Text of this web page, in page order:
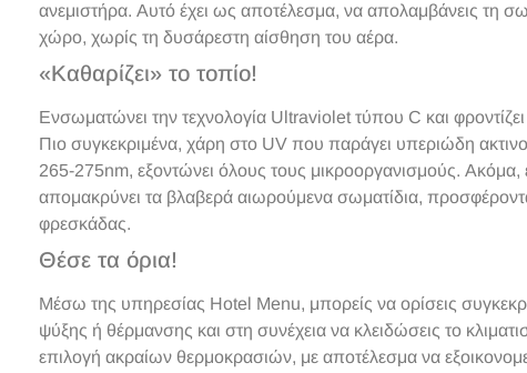
ανεμιστήρα. Αυτό έχει ως αποτέλεσμα, να απολαμβάνεις τη
χώρο, χωρίς τη δυσάρεστη αίσθηση του αέρα.
«Καθαρίζει» το τοπίο!
Ενσωματώνει την τεχνολογία Ultraviolet τύπου C και
Πιο συγκεκριμένα, χάρη στο UV που παράγει υπεριώδη
265-275nm, εξοντώνει όλους τους μικροοργανισμούς. Ακόμα,
απομακρύνει τα βλαβερά αιωρούμενα σωματίδια,
φρεσκάδας.
Θέσε τα όρια!
Μέσω της υπηρεσίας Hotel Menu, μπορείς να ορίσεις
ψύξης ή θέρμανσης και στη συνέχεια να κλειδώσεις το
επιλογή ακραίων θερμοκρασιών, με αποτέλεσμα να